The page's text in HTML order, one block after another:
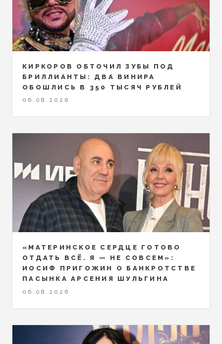
КИРКОРОВ ОБТОЧИЛ ЗУБЫ ПОД
БРИЛЛИАНТЫ: ДВА ВИНИРА
ОБОШЛИСЬ В 350 ТЫСЯЧ РУБЛЕЙ
06.08.2026
«МАТЕРИНСКОЕ СЕРДЦЕ ГОТОВО
ОТДАТЬ ВСЁ. Я — НЕ СОВСЕМ»:
ИОСИФ ПРИГОЖИН О БАНКРОТСТВЕ
ПАСЫНКА АРСЕНИЯ ШУЛЬГИНА
06.08.2026